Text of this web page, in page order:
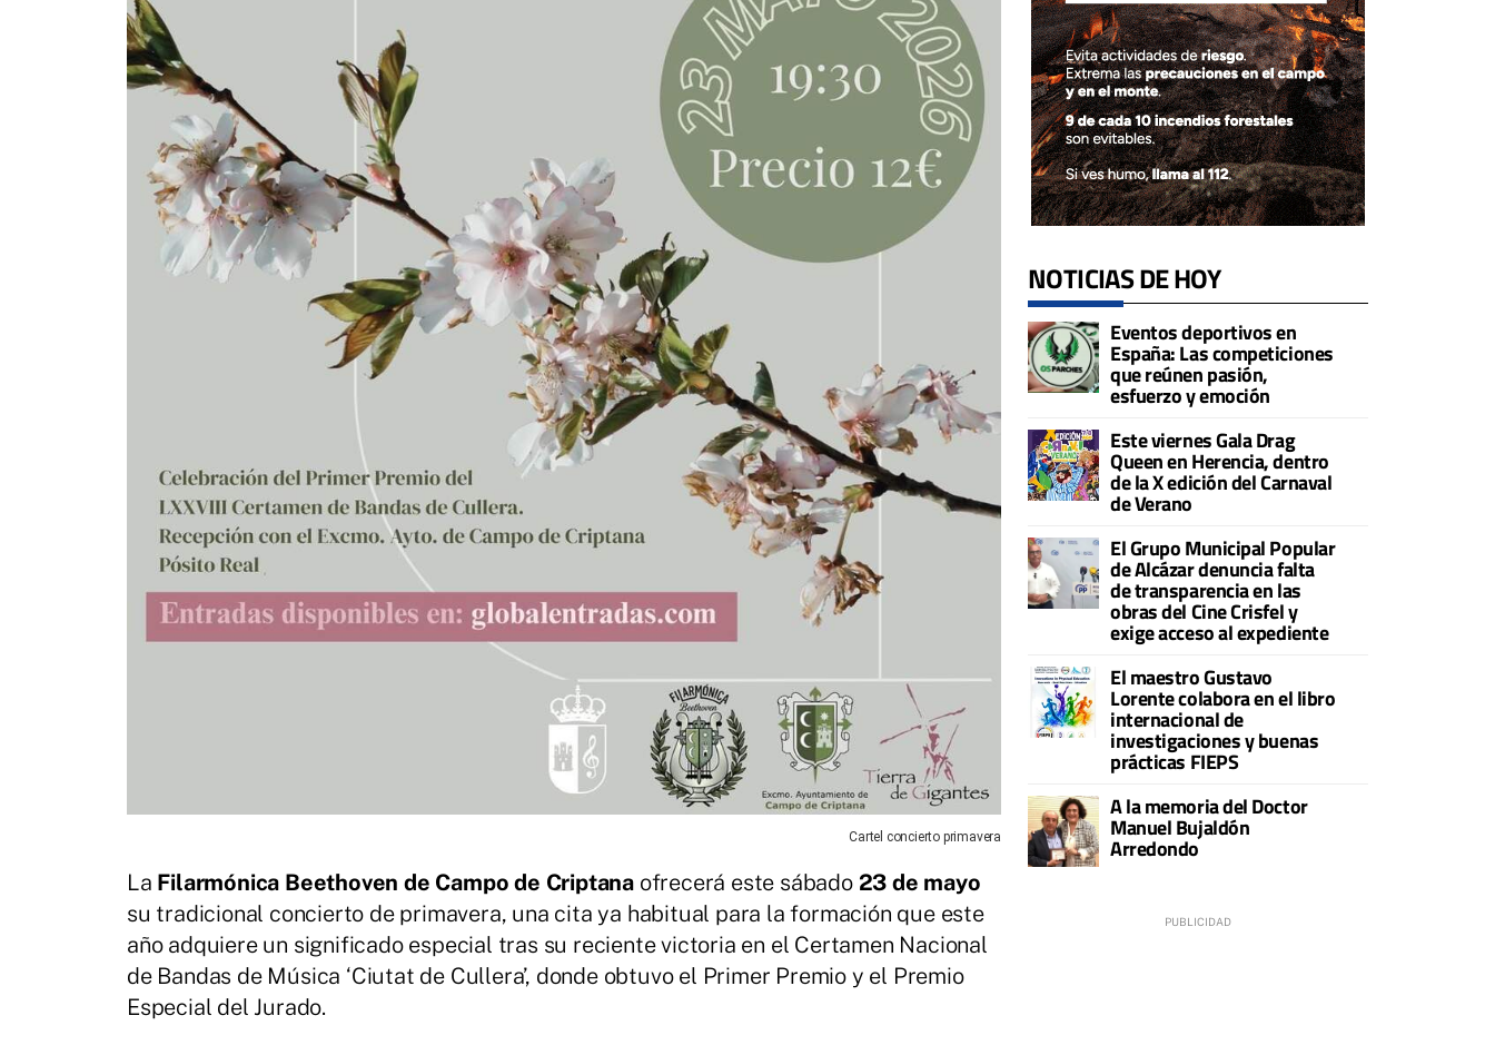
Cartel concierto primavera
La Filarmónica Beethoven de Campo de Criptana ofrecerá este sábado 23 de mayo
su tradicional concierto de primavera, una cita ya habitual para la formación que este
año adquiere un significado especial tras su reciente victoria en el Certamen Nacional
de Bandas de Música ‘Ciutat de Cullera’, donde obtuvo el Primer Premio y el Premio
Especial del Jurado.
NOTICIAS DE HOY
Eventos deportivos en
España: Las competiciones
que reúnen pasión,
esfuerzo y emoción
Este viernes Gala Drag
Queen en Herencia, dentro
de la X edición del Carnaval
de Verano
El Grupo Municipal Popular
de Alcázar denuncia falta
de transparencia en las
obras del Cine Crisfel y
exige acceso al expediente
El maestro Gustavo
Lorente colabora en el libro
internacional de
investigaciones y buenas
prácticas FIEPS
A la memoria del Doctor
Manuel Bujaldón
Arredondo